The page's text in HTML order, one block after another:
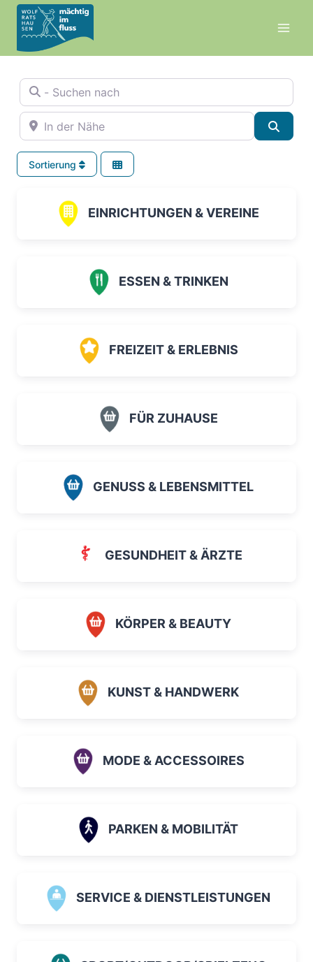
Zum
Inhalt
springen
- Suchen nach
In der Nähe
Sortierung
EINRICHTUNGEN & VEREINE
ESSEN & TRINKEN
FREIZEIT & ERLEBNIS
FÜR ZUHAUSE
GENUSS & LEBENSMITTEL
GESUNDHEIT & ÄRZTE
KÖRPER & BEAUTY
KUNST & HANDWERK
MODE & ACCESSOIRES
PARKEN & MOBILITÄT
SERVICE & DIENSTLEISTUNGEN